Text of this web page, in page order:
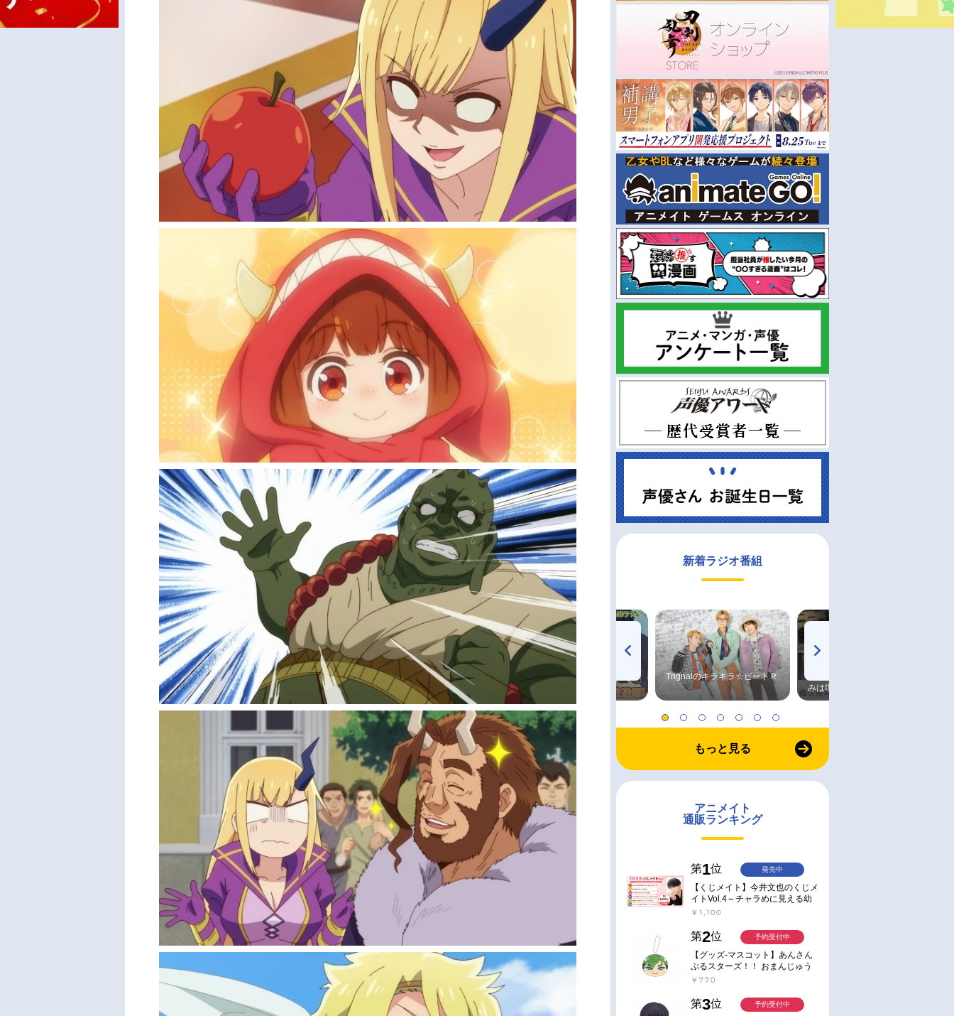
新着ラジオ番組
TVアニメ『戦隊大失格』
radio 大直会 2nd season
ハイキュー!! 烏野高校放送部! Trignalのキラキラ☆ビートＲ
みは塩だけ
もっと見る
アニメイト
通販ランキング
第1位
【くじメイト】今井文也のくじメ
イトVol.4～チャラめに見える幼
馴染、実は一途で独占欲が強いん
￥1,100
発売中
第2位
【グッズ-マスコット】あんさん
ぶるスターズ！！ おまんじゅう
にぎにぎマスコット ねくすと2
￥770
予約受付中
第3位 予約受付中